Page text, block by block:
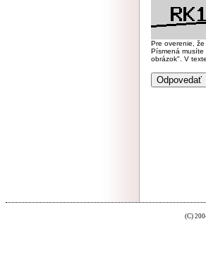
Pre overenie,
Písmená
obrázok". V
(C)